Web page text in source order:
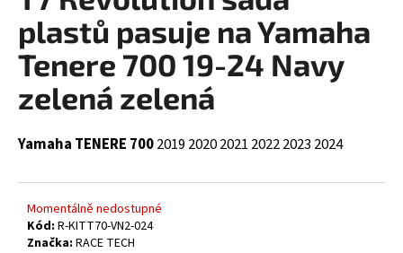
5
hvězdiček.
plastů pasuje na Yamaha
Tenere 700 19-24 Navy
zelená zelená
Yamaha TENERE 7002019 20202021 20222023 2024
Momentálně nedostupné
Kód: R-KITT70-VN2-024
Značka: RACE TECH
a
j
t
?
HLEDAT